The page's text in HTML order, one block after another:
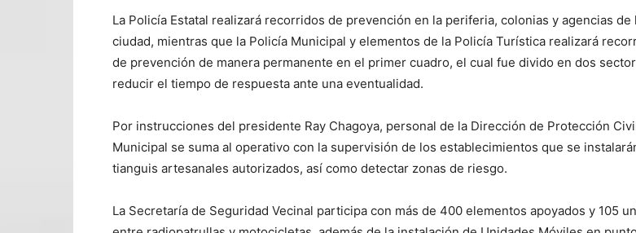
La Policía Estatal realizará recorridos de prevención en la periferia, colonias y agencias de
ciudad, mientras que la Policía Municipal y elementos de la Policía Turística realizará
de prevención de manera permanente en el primer cuadro, el cual fue divido en dos
reducir el tiempo de respuesta ante una eventualidad.
Por instrucciones del presidente Ray Chagoya, personal de la Dirección de Protección
Municipal se suma al operativo con la supervisión de los establecimientos que se
tianguis artesanales autorizados, así como detectar zonas de riesgo.
La Secretaría de Seguridad Vecinal participa con más de 400 elementos apoyados y 105